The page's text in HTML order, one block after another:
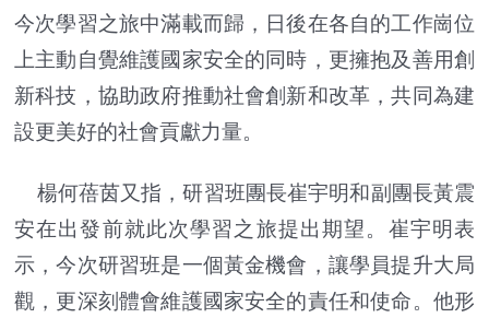
今次學習之旅中滿載而歸，日後在各自的工作崗位
上主動自覺維護國家安全的同時，更擁抱及善用創
新科技，協助政府推動社會創新和改革，共同為建
設更美好的社會貢獻力量。
楊何蓓茵又指，研習班團長崔宇明和副團長黃震
安在出發前就此次學習之旅提出期望。崔宇明表
示，今次研習班是一個黃金機會，讓學員提升大局
觀，更深刻體會維護國家安全的責任和使命。他形